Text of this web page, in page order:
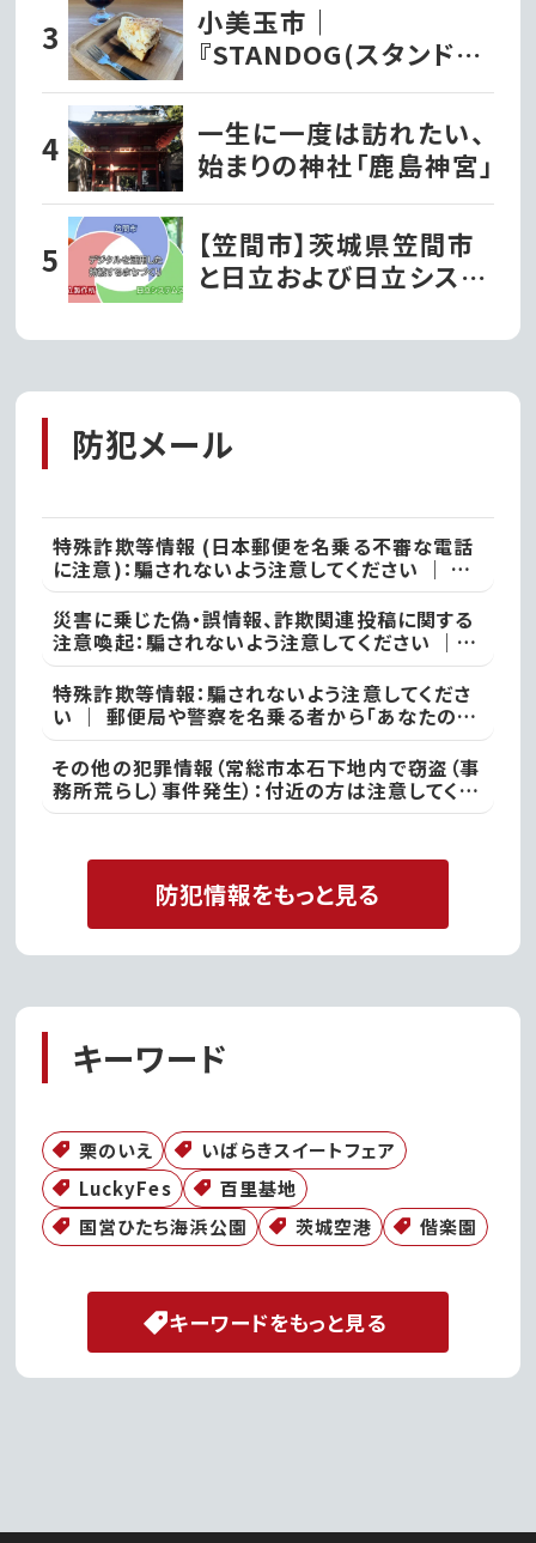
小美玉市｜
『STANDOG(スタンドッ
ク)』でいただく絶品チー
ズケーキ!!
一生に一度は訪れたい、
始まりの神社「鹿島神宮」
【笠間市】茨城県笠間市
と日立および日立システ
した持続するまちづくり
て移動型の行政窓口「動
く市役所」がサービス開
防犯メール
特殊詐欺等情報 (日本郵便を名乗る不審な電話
に注意)：騙されないよう注意してください ｜ ●
本日、竜ケ崎警察署
災害に乗じた偽・誤情報、詐欺関連投稿に関する
注意喚起：騙されないよう注意してください ｜
不審な投稿やメール等で不安を感じた際は、最寄
りの警察署
特殊詐欺等情報：騙されないよう注意してくださ
い ｜ 郵便局や警察を名乗る者から「あなたの名
義の郵便物が」や「あなた名義の口座が」などと
いった電話があった際には、決して対応せず、すぐ
に電話を切って取手警察署
その他の犯罪情報（常総市本石下地内で窃盗（事
務所荒らし）事件発生）：付近の方は注意してくだ
さい ｜ 常総警察署
防犯情報をもっと見る
キーワード
栗のいえ
いばらきスイートフェア
LuckyFes
百里基地
国営ひたち海浜公園
茨城空港 偕楽園
キーワードをもっと見る